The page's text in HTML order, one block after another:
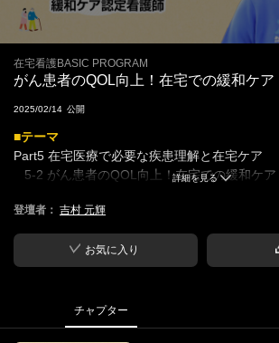
在宅看護BASIC PROGRAM
がん患者のQOL向上！在宅での緩和ケア
2025/02/14
■テーマ
Part5 在宅医療で必要な疾患理解と在宅ケア
5-2 がん患者のQOL向上！在宅での緩和ケア
■概要
がんの基礎知識、疼痛管理、副作用対策、精
緩和ケアチームとの連携などを解説する
がんの基礎知識、症状、治療、緩和ケア、タ
学ぶ
詳細を見る
登壇者： 吉村 元輝
お気に入り
チャプター